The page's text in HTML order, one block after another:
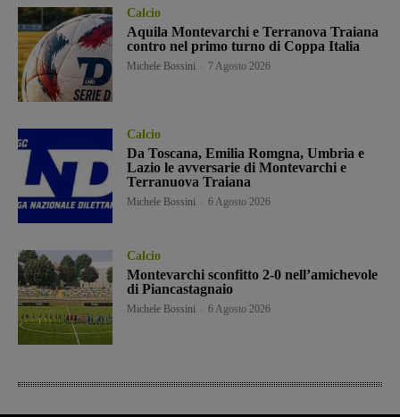
Calcio
Aquila Montevarchi e Terranova Traiana
contro nel primo turno di Coppa Italia
Michele Bossini 7 Agosto 2026
Calcio
Da Toscana, Emilia Romgna, Umbria e
Lazio le avversarie di Montevarchi e
Terranuova Traiana
Michele Bossini 6 Agosto 2026
Calcio
Montevarchi sconfitto 2-0 nell’amichevole
di Piancastagnaio
Michele Bossini 6 Agosto 2026